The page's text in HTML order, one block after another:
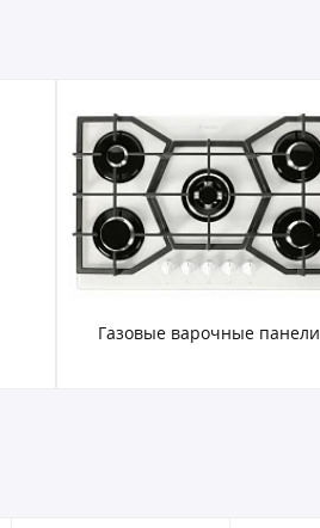
Газовые варочные панели